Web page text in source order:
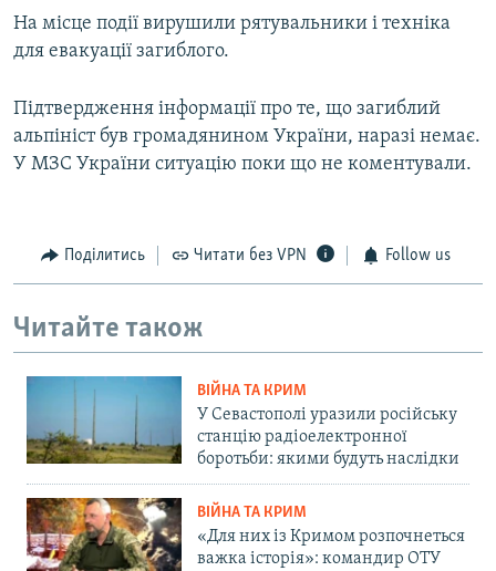
На місце події вирушили рятувальники і техніка
для евакуації загиблого.
Підтвердження інформації про те, що загиблий
альпініст був громадянином України, наразі немає.
У МЗС України ситуацію поки що не коментували.
Поділитись Читати без VPN Follow us
Читайте також
ВІЙНА ТА КРИМ
У Севастополі уразили російську
станцію радіоелектронної
боротьби: якими будуть наслідки
ВІЙНА ТА КРИМ
«Для них із Кримом розпочнеться
важка історія»: командир ОТУ